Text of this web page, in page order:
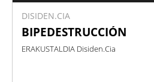
DISIDEN.CIA
BIPEDESTRUCCIÓN
ERAKUSTALDIA Disiden.Cia